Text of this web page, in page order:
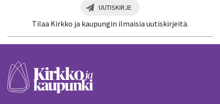
UUTISKIRJE
Tilaa Kirkko ja kaupungin ilmaisia uutiskirjeitä.